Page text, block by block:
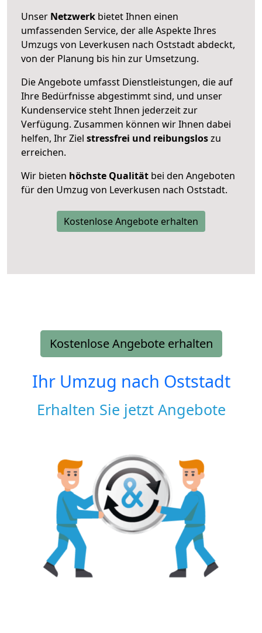
Unser Netzwerk bietet Ihnen einen
umfassenden Service, der alle Aspekte Ihres
Umzugs von Leverkusen nach Oststadt abdeckt,
von der Planung bis hin zur Umsetzung.
Die Angebote umfasst Dienstleistungen, die auf
Ihre Bedürfnisse abgestimmt sind, und unser
Kundenservice steht Ihnen jederzeit zur
Verfügung. Zusammen können wir Ihnen dabei
helfen, Ihr Ziel stressfrei und reibungsloszu
erreichen.
Wir bieten höchste Qualität bei den Angeboten
für den Umzug von Leverkusen nach Oststadt.
Kostenlose Angebote erhalten
Kostenlose Angebote erhalten
Ihr Umzug nach Oststadt
Erhalten Sie jetzt Angebote